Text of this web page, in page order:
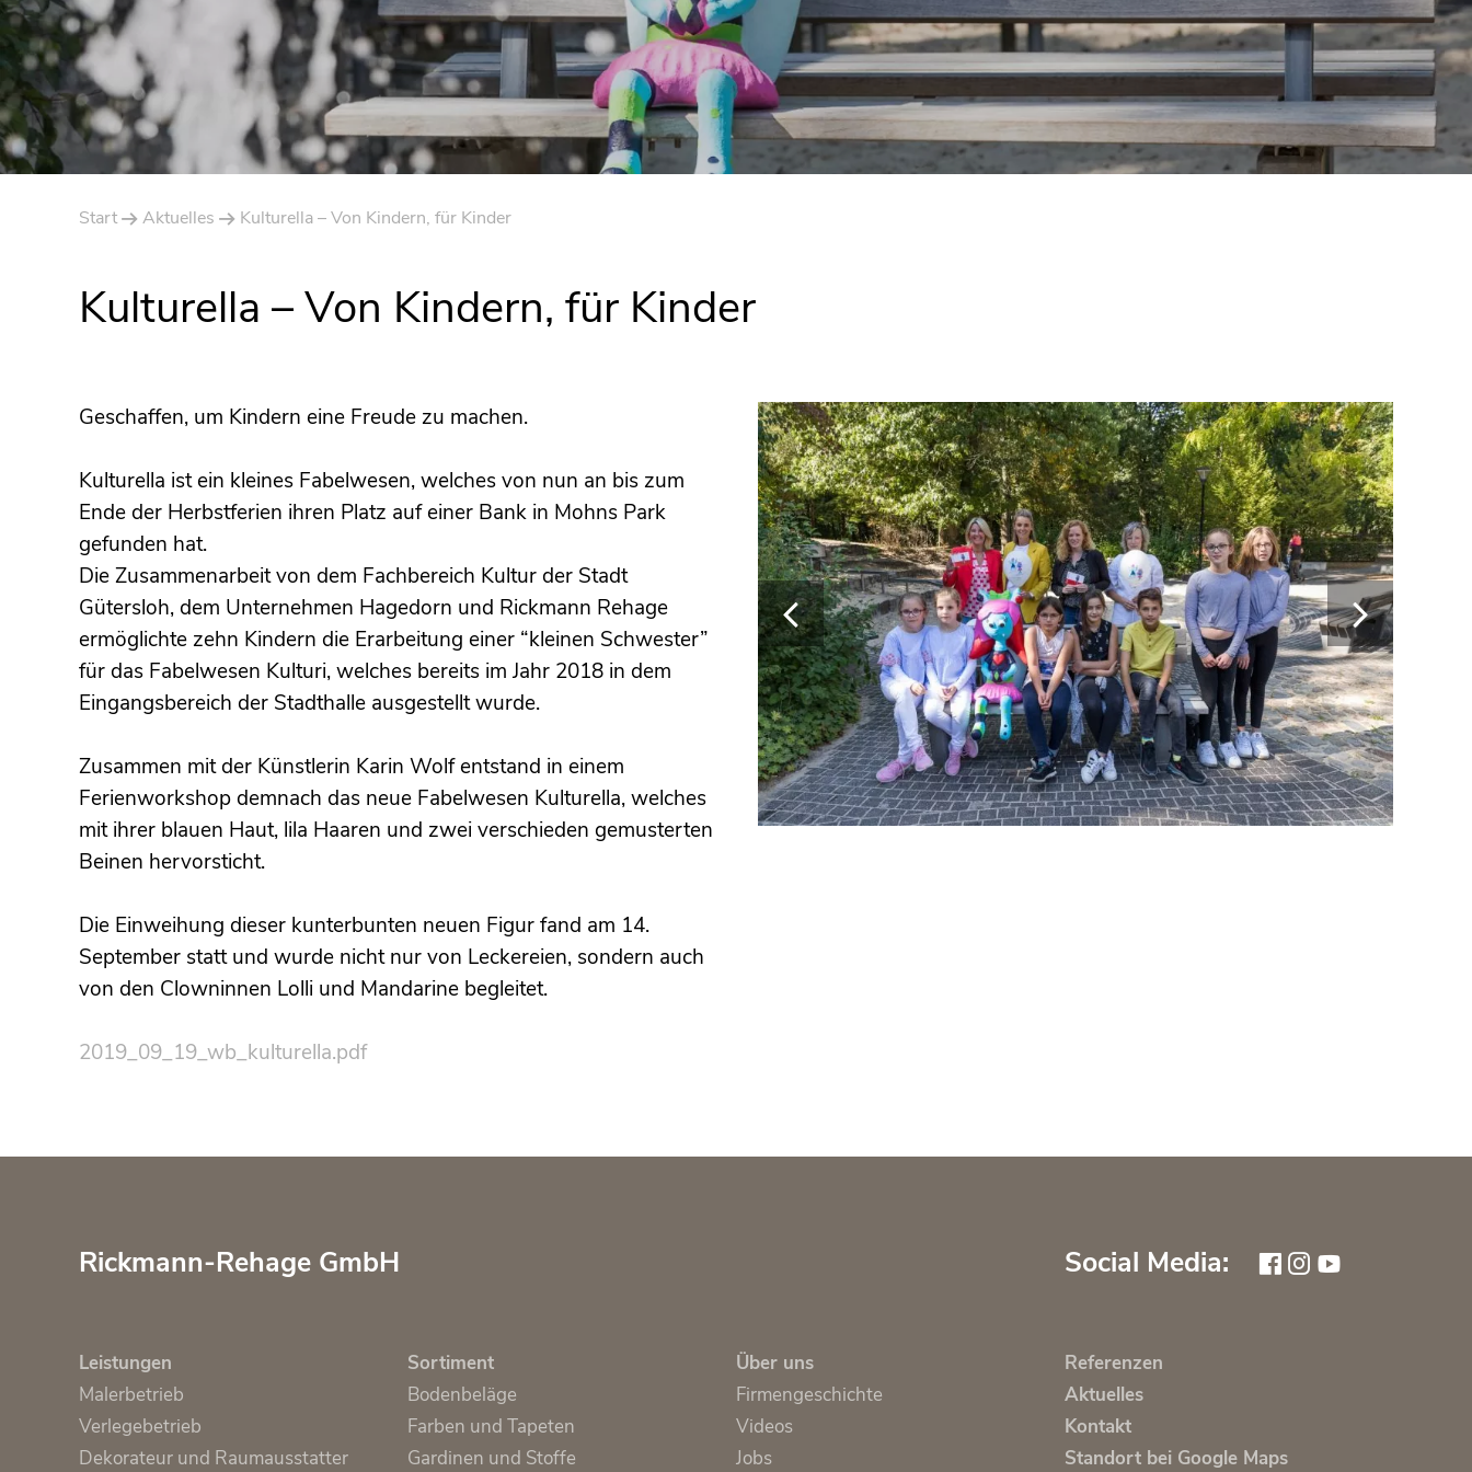
Start Aktuelles Kulturella – Von Kindern, für Kinder
Kulturella – Von Kindern, für Kinder
Geschaffen, um Kindern eine Freude zu machen.
Kulturella ist ein kleines Fabelwesen, welches von nun an bis zum
Ende der Herbstferien ihren Platz auf einer Bank in Mohns Park
gefunden hat.
Die Zusammenarbeit von dem Fachbereich Kultur der Stadt
Gütersloh, dem Unternehmen Hagedorn und Rickmann Rehage
ermöglichte zehn Kindern die Erarbeitung einer “kleinen Schwester”
für das Fabelwesen Kulturi, welches bereits im Jahr 2018 in dem
Eingangsbereich der Stadthalle ausgestellt wurde.
Zusammen mit der Künstlerin Karin Wolf entstand in einem
Ferienworkshop demnach das neue Fabelwesen Kulturella, welches
mit ihrer blauen Haut, lila Haaren und zwei verschieden gemusterten
Beinen hervorsticht.
Die Einweihung dieser kunterbunten neuen Figur fand am 14.
September statt und wurde nicht nur von Leckereien, sondern auch
von den Clowninnen Lolli und Mandarine begleitet.
2019_09_19_wb_kulturella.pdf
Rickmann-Rehage GmbH Social Media:
Leistungen
Malerbetrieb
Verlegebetrieb
Dekorateur und Raumausstatter
Sortiment
Bodenbeläge
Farben und Tapeten
Gardinen und Stoffe
Über uns
Firmengeschichte
Videos
Jobs
Referenzen
Aktuelles
Kontakt
Standort bei Google Maps